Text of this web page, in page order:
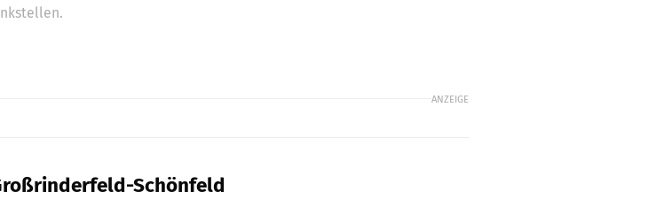
ANZEIGE
Schönfeld